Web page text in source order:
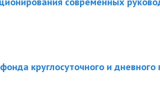
круглосуточного и дневного